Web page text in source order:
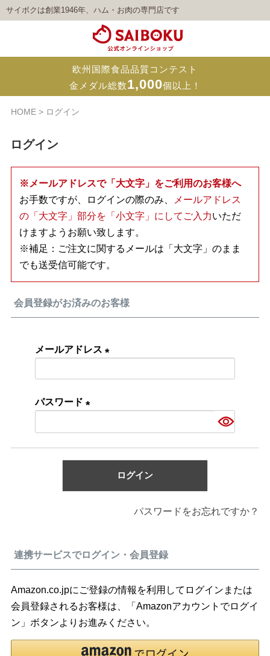
サイボクは創業1946年、ハム・お肉の専門店です
欧州国際食品品質コンテスト
金メダル総数1,000個以上！
HOME ログイン
ログイン
※メールアドレスで「大文字」をご利用のお客様へ
お手数ですが、ログインの際のみ、 メールアドレス
の「大文字」部分を「小文字」にしてご入力いただ
けますようお願い致します。
※補足：ご注文に関するメールは「大文字」のまま
でも送受信可能です。
会員登録がお済みのお客様
メールアドレス
パスワード
ログイン
パスワードをお忘れですか？
連携サービスでログイン・会員登録
Amazon.co.jpにご登録の情報を利用してログインまたは
会員登録されるお客様は、「Amazonアカウントでログイ
ン」ボタンよりお進みください。